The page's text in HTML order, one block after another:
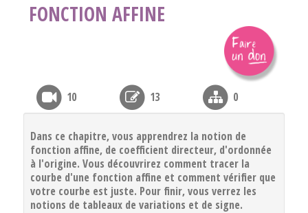
FONCTION AFFINE
10 13 0
Dans ce chapitre, vous apprendrez la notion de
fonction affine, de coefficient directeur, d'ordonnée
à l'origine. Vous découvrirez comment tracer la
courbe d'une fonction affine et comment vérifier que
votre courbe est juste. Pour finir, vous verrez les
notions de tableaux de variations et de signe.